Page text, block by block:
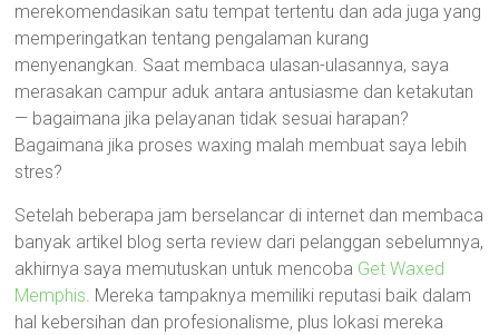
merekomendasikan satu tempat tertentu dan ada juga yang
memperingatkan tentang pengalaman kurang
menyenangkan. Saat membaca ulasan-ulasannya, saya
merasakan campur aduk antara antusiasme dan ketakutan
— bagaimana jika pelayanan tidak sesuai harapan?
Bagaimana jika proses waxing malah membuat saya lebih
stres?
Setelah beberapa jam berselancar di internet dan membaca
banyak artikel blog serta review dari pelanggan sebelumnya,
akhirnya saya memutuskan untuk mencoba Get Waxed
Memphis. Mereka tampaknya memiliki reputasi baik dalam
hal kebersihan dan profesionalisme, plus lokasi mereka